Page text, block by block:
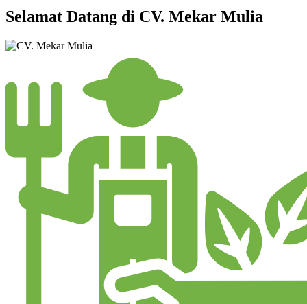
Selamat Datang di CV. Mekar Mulia